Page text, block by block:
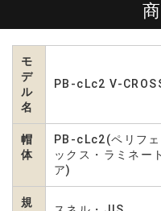
モ
デ
ル
名
PB-cLc2 V-
帽
体
PB-cLc2(ペリフ
ックス・ラミネー
ア)
規